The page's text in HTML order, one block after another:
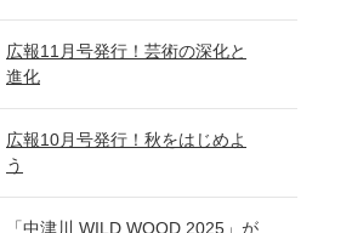
広報11月号発行！芸術の深化と
進化
広報10月号発行！秋をはじめよ
う
「中津川 WILD WOOD 2025」が